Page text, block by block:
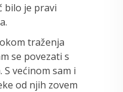
bilo je pravi
traženja
se povezati s
većinom sam i
od njih zovem